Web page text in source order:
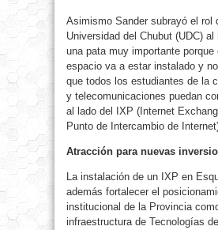
Asimismo Sander subrayó el rol
Universidad del Chubut (UDC) al
una pata muy importante porque
espacio va a estar instalado y
que todos los estudiantes de la
y telecomunicaciones puedan
al lado del IXP (Internet
Punto de Intercambio de
Atracción para nuevas
La instalación de un IXP en
además fortalecer el
institucional de la Provincia
infraestructura de Tecnologías